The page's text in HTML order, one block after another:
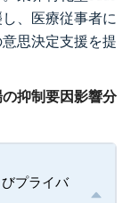
、医療従事者に
思決定支援を提
抑制要因影響分
プライバ